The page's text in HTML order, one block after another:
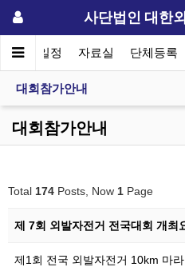
사단법인 대한
협회일정 자료실 단체등록
대회참가안내
대회참가안내
Total 174 Posts, Now 1 Page
제 7회 외발자전거 전국대회 개최
제1회 전국 외발자전거 10km 마